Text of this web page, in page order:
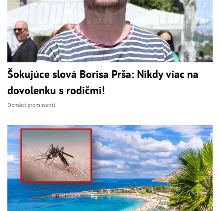
Šokujúce slová Borisa Prša: Nikdy viac na
dovolenku s rodičmi!
Domáci prominenti